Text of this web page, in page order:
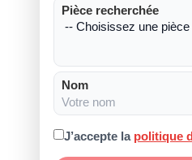
Pièce recherchée
Nom
J’accepte la politique